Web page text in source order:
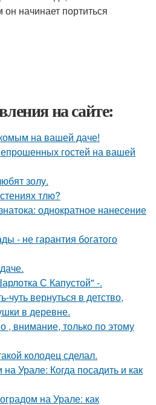
начинает портиться
на сайте:
на вашей даче!
гостей на вашей
золу.
тлю?
однократное нанесение
- не гарантия богатого
С Капустой" -.
чуть вернуться в детство,
в деревне.
, внимание, только по этому
колодец сделал.
Урале: Когда посадить и как
на Урале: как